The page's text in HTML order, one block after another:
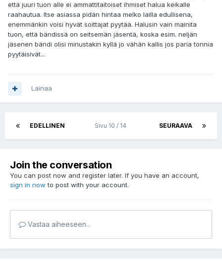
että juuri tuon alle ei ammattitaitoiset ihmiset halua keikalle
raahautua. Itse asiassa pidän hintaa melko lailla edullisena,
enemmänkin voisi hyvät soittajat pyytää. Halusin vain mainita
tuon, että bändissä on seitsemän jäsentä, koska esim. neljän
jäsenen bändi olisi minustakin kyllä jo vähän kallis jos paria tonnia
pyytäisivät...
Lainaa
EDELLINEN SEURAAVA
Sivu 10 / 14
Join the conversation
You can post now and register later. If you have an account,
sign in now to post with your account.
Vastaa aiheeseen...